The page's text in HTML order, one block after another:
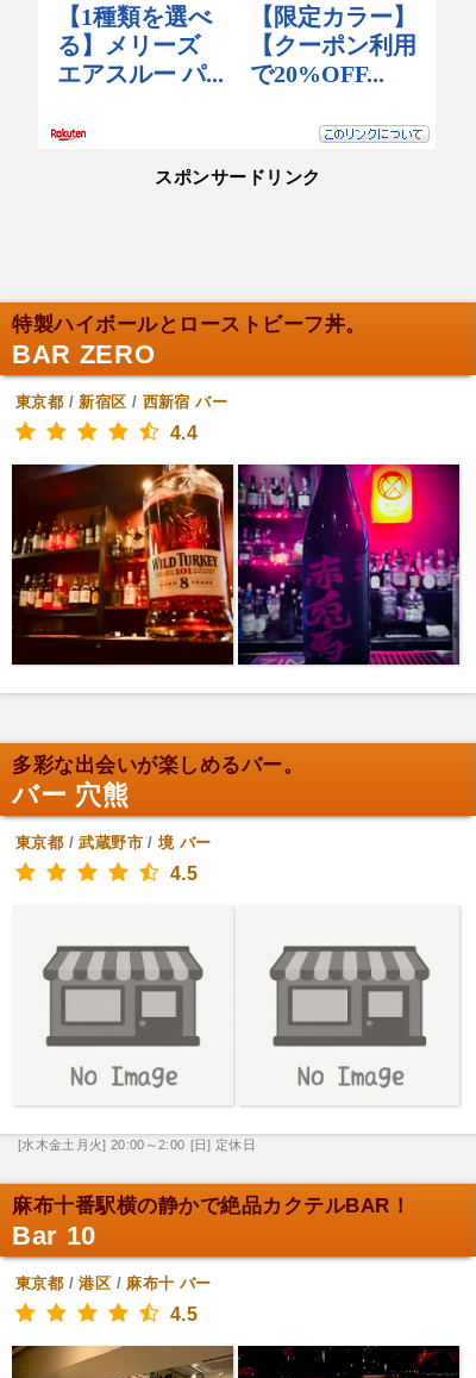
スポンサードリンク
特製ハイボールとローストビーフ丼。
BAR ZERO
東京都 /新宿区 / 西新宿 バー
4.4
多彩な出会いが楽しめるバー。
バー 穴熊
東京都 /武蔵野市/境 バー
4.5
[水木金土月火] 20:00～2:00 [日] 定休日
麻布十番駅横の静かで絶品カクテルBAR！
Bar 10
東京都 /港区 / 麻布十 バー
4.5